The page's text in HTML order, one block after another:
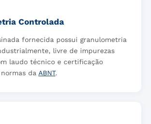
Controlada
fornecida possui granulometria
livre de impurezas
laudo técnico e certificação
da ABNT.